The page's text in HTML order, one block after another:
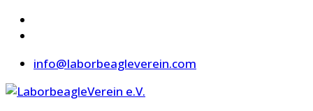
info@laborbeagleverein.com